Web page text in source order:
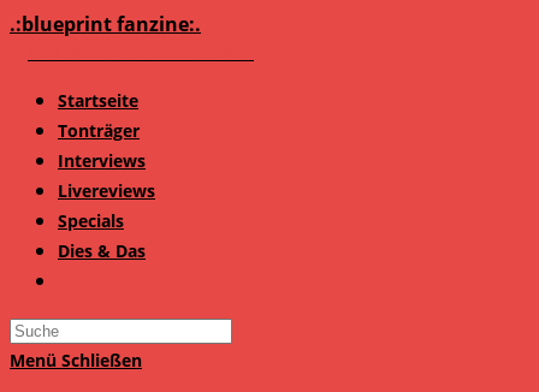
Zum
.:blueprint fanzine:.
Startseite
Tonträger
Interviews
Livereviews
Specials
Dies & Das
Search
this
Menü Schließen